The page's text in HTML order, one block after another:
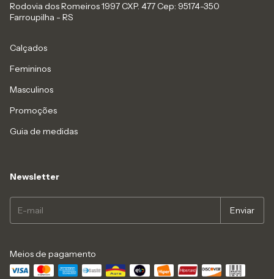
Rodovia dos Romeiros 1997 CXP. 477 Cep: 95174-350
Farroupilha - RS
Calçados
Femininos
Masculinos
Promoções
Guia de medidas
Newsletter
Meios de pagamento